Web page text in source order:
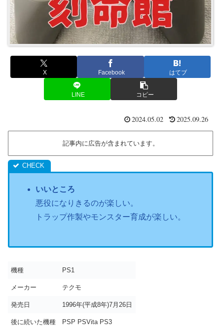
X Facebook はてブ
LINE コピー
2024.05.02 2025.09.26
記事内に広告が含まれています。
いいところ
悪役になりきるのが楽しい。
トラップ作製やモンスター育成が楽しい。
機種 PS1
メーカー テクモ
発売日 1996年(平成8年)7月26日
後に続いた機種 PSP PSVita PS3